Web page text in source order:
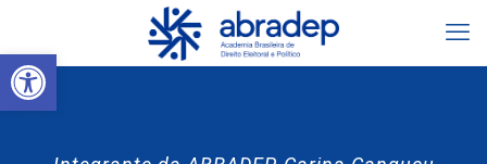
Abrir a barra de ferramentas